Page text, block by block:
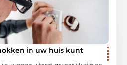
in uw huis kunt